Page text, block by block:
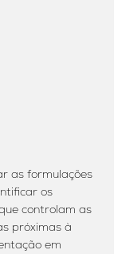
as formulações
os
controlam as
próximas à
em